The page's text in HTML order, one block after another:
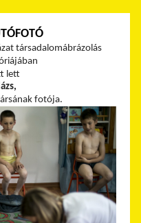
társadalomábrázolás
lett
fotója.